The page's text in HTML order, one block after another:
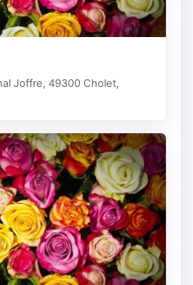
Joffre, 49300 Cholet,